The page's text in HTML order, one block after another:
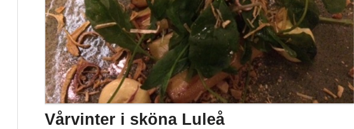
Vårvinter i sköna Luleå